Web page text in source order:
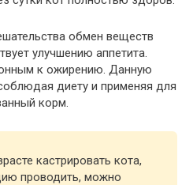
обмен веществ
улучшению аппетита.
к ожирению. Данную
диету и применяя для
корм.
кастрировать кота,
проводить, можно